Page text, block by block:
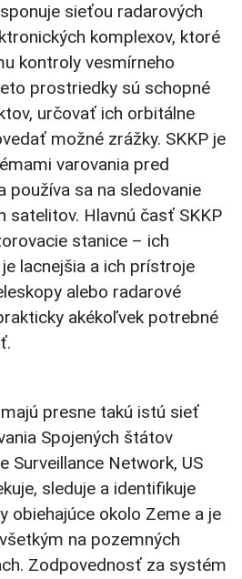
sieťou radarových
komplexov, ktoré
kontroly vesmírneho
prostriedky sú schopné
určovať ich orbitálne
možné zrážky. SKKP je
varovania pred
používa sa na sledovanie
satelitov. Hlavnú časť SKKP
stanice – ich
lacnejšia a ich prístroje
alebo radarové
akékoľvek potrebné
presne takú istú sieť
Spojených štátov
Surveillance Network, US
sleduje a identifikuje
obiehajúce okolo Zeme a je
na pozemných
Zodpovednosť za systém